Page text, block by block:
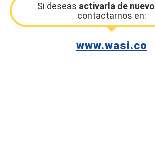
Si deseas activarla de nuevo
contactarnos en:
www.wasi.co